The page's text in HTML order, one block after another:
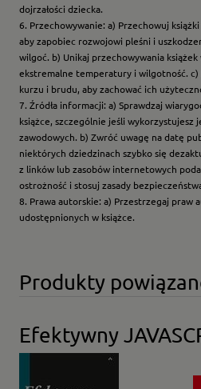
dojrzałości dziecka.
6. Przechowywanie: a) Przechowuj
aby zapobiec rozwojowi pleśni i
wilgoć. b) Unikaj przechowywania
ekstremalne temperatury i wilgotność. c)
kurzu i brudu, aby zachować ich
7. Źródła informacji: a) Sprawdzaj
książce, szczególnie jeśli wykorzystujesz
zawodowych. b) Zwróć uwagę na datę
niektórych dziedzinach szybko się
z linków lub zasobów internetowych
ostrożność i stosuj zasady
8. Prawa autorskie: a) Przestrzegaj praw
udostępnionych w książce.
Produkty
Efektywny